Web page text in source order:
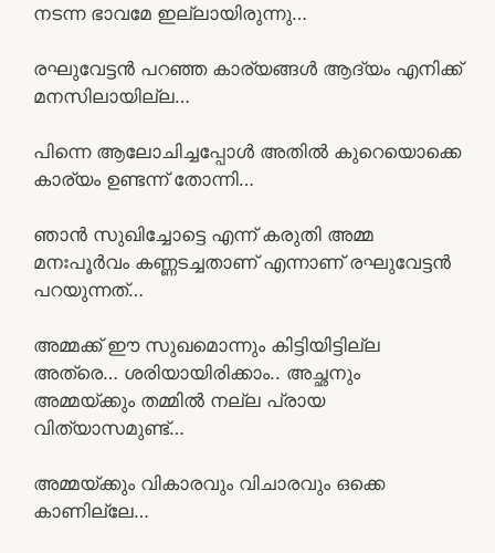
നടന്ന ഭാവമേ ഇല്ലായിരുന്നു…
രഘുവേട്ടൻ പറഞ്ഞ കാര്യങ്ങൾ ആദ്യം എനിക്ക്
മനസിലായില്ല…
പിന്നെ ആലോചിച്ചപ്പോൾ അതിൽ കുറെയൊക്കെ
കാര്യം ഉണ്ടന്ന് തോന്നി…
ഞാൻ സുഖിച്ചോട്ടെ എന്ന് കരുതി അമ്മ
മനഃപൂർവം കണ്ണടച്ചതാണ് എന്നാണ് രഘുവേട്ടൻ
പറയുന്നത്…
അമ്മക്ക് ഈ സുഖമൊന്നും കിട്ടിയിട്ടില്ല
അത്രെ… ശരിയായിരിക്കാം.. അച്ഛനും
അമ്മയ്ക്കും തമ്മിൽ നല്ല പ്രായ
വിത്യാസമുണ്ട്…
അമ്മയ്ക്കും വികാരവും വിചാരവും ഒക്കെ
കാണില്ലേ…